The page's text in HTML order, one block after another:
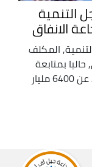
المكلف
بمتابعة
تنفيذ نحو 50 مشروعا بقيمة إجمالية تزيد عن 6400 مليار